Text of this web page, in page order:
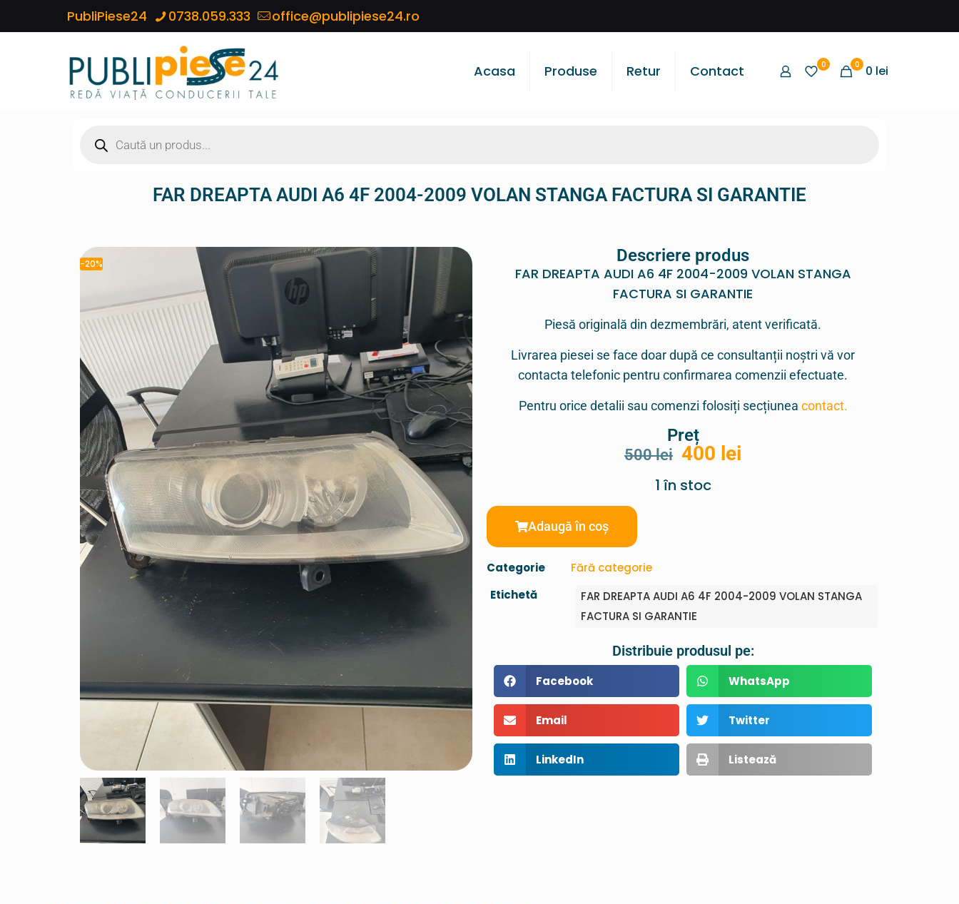
PubliPiese24 0738.059.333 office@publipiese24.ro
Acasa Produse Retur Contact 0 0 0 lei
FAR DREAPTA AUDI A6 4F 2004-2009 VOLAN STANGA FACTURA SI GARANTIE
-20% Descriere produs
FAR DREAPTA AUDI A6 4F 2004-2009 VOLAN STANGA
FACTURA SI GARANTIE
Piesă originală din dezmembrări, atent verificată.
Livrarea piesei se face doar după ce consultanții noștri vă vor
contacta telefonic pentru confirmarea comenzii efectuate.
Pentru orice detalii sau comenzi folosiți secțiunea contact.
Preț
500lei 400 lei
1 în stoc
Adaugă în coș
Categorie
Fără categorie
Etichetă
FAR DREAPTA AUDI A6 4F 2004-2009 VOLAN STANGA
FACTURA SI GARANTIE
Distribuie produsul pe:
Facebook WhatsApp
Email Twitter
LinkedIn Listează